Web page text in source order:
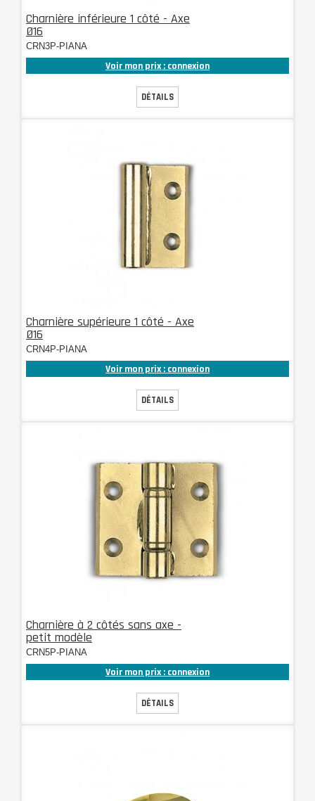
Charnière inférieure 1 côté - Axe
Ø16
CRN3P-PIANA
Voir mon prix : connexion
DÉTAILS
Charnière supérieure 1 côté - Axe
Ø16
CRN4P-PIANA
Voir mon prix : connexion
DÉTAILS
Charnière à 2 côtés sans axe -
petit modèle
CRN5P-PIANA
Voir mon prix : connexion
DÉTAILS